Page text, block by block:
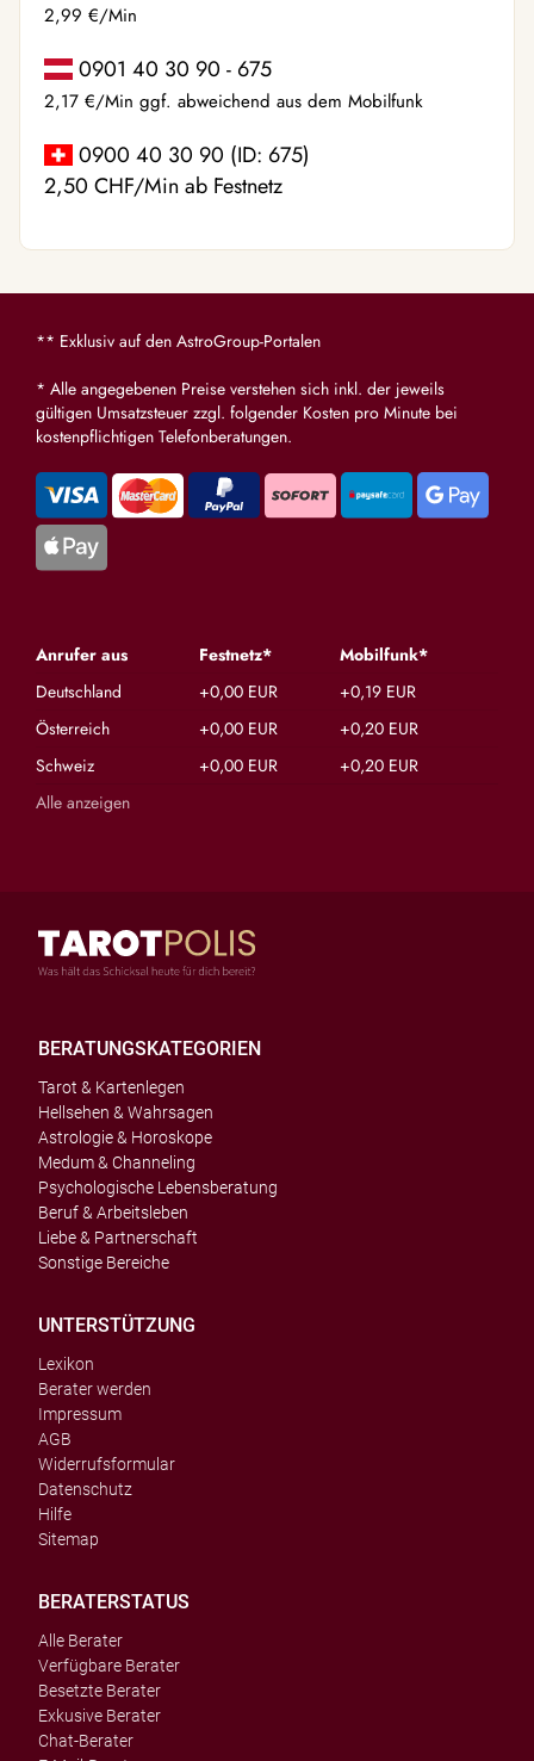
2,99 €/Min
0901 40 30 90 - 675
2,17 €/Min ggf. abweichend aus dem Mobilfunk
0900 40 30 90 (ID: 675)
2,50 CHF/Min ab Festnetz
** Exklusiv auf den AstroGroup-Portalen
* Alle angegebenen Preise verstehen sich inkl. der jeweils
gültigen Umsatzsteuer zzgl. folgender Kosten pro Minute bei
kostenpflichtigen Telefonberatungen.
Anrufer aus Festnetz*
Mobilfunk*
Deutschland
+0,00 EUR
+0,19 EUR
Österreich
+0,00 EUR
+0,20 EUR
Schweiz
+0,00 EUR
+0,20 EUR
Alle anzeigen
BERATUNGSKATEGORIEN
Tarot & Kartenlegen
Hellsehen & Wahrsagen
Astrologie & Horoskope
Medum & Channeling
Psychologische Lebensberatung
Beruf & Arbeitsleben
Liebe & Partnerschaft
Sonstige Bereiche
UNTERSTÜTZUNG
Lexikon
Berater werden
Impressum
AGB
Widerrufsformular
Datenschutz
Hilfe
Sitemap
BERATERSTATUS
Alle Berater
Verfügbare Berater
Besetzte Berater
Exkusive Berater
Chat-Berater